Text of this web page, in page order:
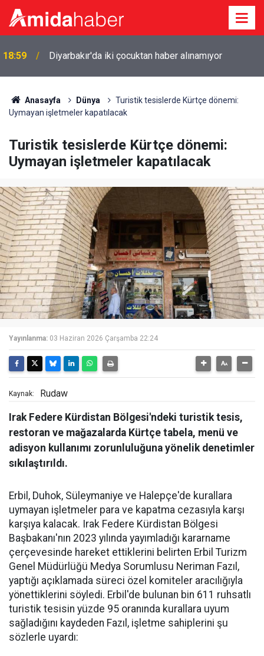
18:59 Diyarbakır'da iki çocuktan haber alınamıyor
Anasayfa Dünya
Turistik tesislerde Kürtçe dönemi:
Uymayan işletmeler kapatılacak
Turistik tesislerde Kürtçe dönemi:
Uymayan işletmeler kapatılacak
Yayınlanma: 03 Haziran 2026 Çarşamba 22:24
Kaynak: Rudaw
Irak Federe Kürdistan Bölgesi'ndeki turistik tesis,
restoran ve mağazalarda Kürtçe tabela, menü ve
adisyon kullanımı zorunluluğuna yönelik denetimler
sıkılaştırıldı.
Erbil, Duhok, Süleymaniye ve Halepçe'de kurallara
uymayan işletmeler para ve kapatma cezasıyla karşı
karşıya kalacak. Irak Federe Kürdistan Bölgesi
Başbakanı'nın 2023 yılında yayımladığı kararname
çerçevesinde hareket ettiklerini belirten Erbil Turizm
Genel Müdürlüğü Medya Sorumlusu Neriman Fazıl,
yaptığı açıklamada süreci özel komiteler aracılığıyla
yönettiklerini söyledi. Erbil'de bulunan bin 611 ruhsatlı
turistik tesisin yüzde 95 oranında kurallara uyum
sağladığını kaydeden Fazıl, işletme sahiplerini şu
sözlerle uyardı: